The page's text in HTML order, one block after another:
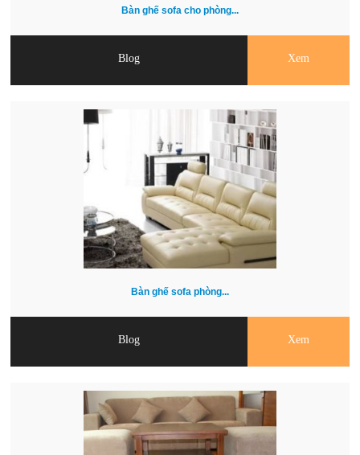
Bàn ghế sofa cho phòng...
Blog Xem
Bàn ghế sofa phòng...
Blog Xem